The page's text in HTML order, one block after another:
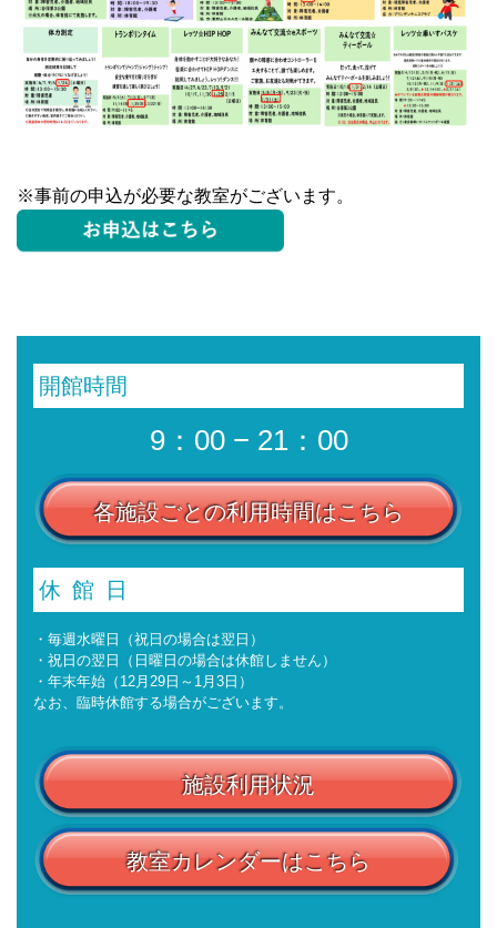
※事前の申込が必要な教室がございます。
開館時間
9：00 − 21：00
各施設ごとの利用時間はこちら
休館日
・毎週水曜日（祝日の場合は翌日）
・祝日の翌日（日曜日の場合は休館しません）
・年末年始（12月29日～1月3日）
なお、臨時休館する場合がございます。
施設利用状況
教室カレンダーはこちら